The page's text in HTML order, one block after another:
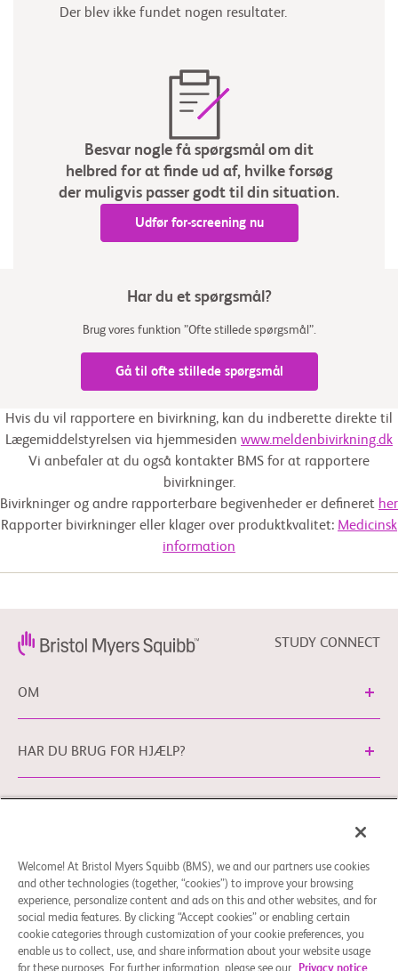
Der blev ikke fundet nogen resultater.
Besvar nogle få spørgsmål om dit
helbred for at finde ud af, hvilke forsøg
der muligvis passer godt til din situation.
Udfør for-screening nu
Har du et spørgsmål?
Brug vores funktion ”Ofte stillede spørgsmål”.
Gå til ofte stillede spørgsmål
Hvis du vil rapportere en bivirkning, kan du indberette direkte til
Lægemiddelstyrelsen via hjemmesiden www.meldenbivirkning.dk
Vi anbefaler at du også kontakter BMS for at rapportere
bivirkninger.
Bivirkninger og andre rapporterbare begivenheder er defineret her
Rapporter bivirkninger eller klager over produktkvalitet: Medicinsk
information
STUDY CONNECT
OM
HAR DU BRUG FOR HJÆLP?
viaEUDPO@BMS.com for at udøve de
databeskyttelsesrettigheder, som du måtte have, samt for
at stille spørgsmål eller gøre opmærksom på bekymringer i
forhold til håndteringen af dine persondata udført af
Bristol Myers Squibb Company.
Welcome! At Bristol Myers Squibb (BMS), we and our partners use cookies
and other technologies (together, “cookies”) to improve your browsing
experience, personalize content and ads on this and other websites, and for
social media features. By clicking “Accept cookies” or enabling certain
cookie categories through customization of your cookie preferences, you
enable us to collect, use, and share information about your website usage